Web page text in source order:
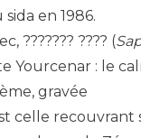
en 1986.
??????? ???? (
Yourcenar : le
gravée
celle recouvrant